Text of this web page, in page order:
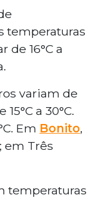
em
Estado
índice
temperaturas
de 16°C a
variam de
a 30°C.
Em Bonito,
em Três
temperaturas